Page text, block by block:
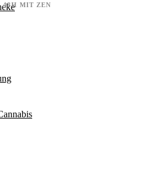
48H MIT ZEN